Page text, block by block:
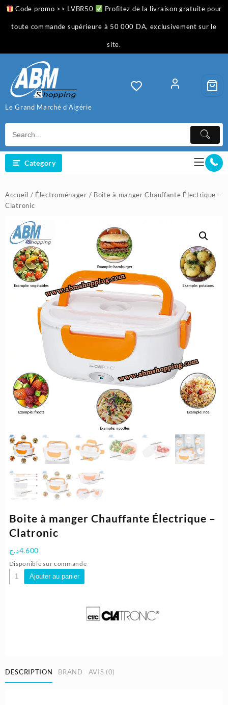
Skip
content
Code promo >> LVBR50 Profitez de la livraison gratuite pour
toute commande supérieure à 50 000 DA, exclusivement sur le
site.
Le Grand Marché d'Algérie
Category
Accueil / Électroménager / Boite à manger Chauffante Électrique –
Clatronic
Boite à manger Chauffante Électrique –
Clatronic
4.600د.ج
Disponible sur commande
quantité
de
Ajouter au panier
DESCRIPTION BRAND AVIS (0)